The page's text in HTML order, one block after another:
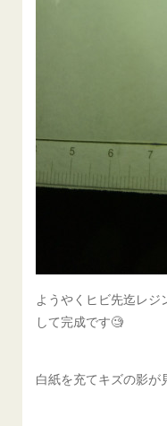
ようやくヒビ先迄レ
して完成です🧐
白紙を充てキズの影が